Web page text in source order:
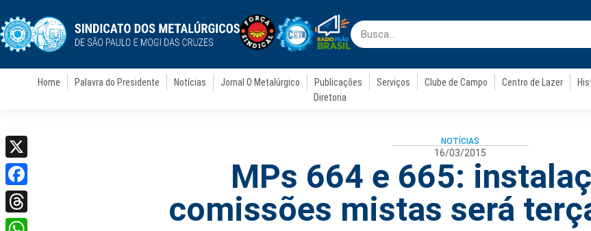
Home Palavra do Presidente Notícias Jornal O Metalúrgico Publicações Serviços Clube de Campo Centro de Lazer
Diretoria
NOTÍCIAS
16/03/2015
MPs 664 e 665:
comissões mistas será
X
Facebook
Threads